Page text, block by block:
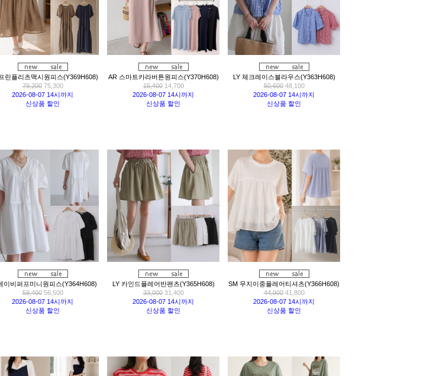
린플리츠맥시원피스(Y369H608)
79,20075,300
2026-08-07 14시까지
신상품 할인
AR 스마트카라버튼원피스(Y370H608)
15,40014,700
2026-08-07 14시까지
신상품 할인
LY 체크레이스블라우스(Y363H608)
50,60048,100
2026-08-07 14시까지
신상품 할인
이비퍼프미니원피스(Y364H608)
59,40056,500
2026-08-07 14시까지
신상품 할인
LY 카인드플레어반팬츠(Y365H608)
33,00031,400
2026-08-07 14시까지
신상품 할인
SM 무지이중플레어티셔츠(Y366H608)
44,00041,800
2026-08-07 14시까지
신상품 할인